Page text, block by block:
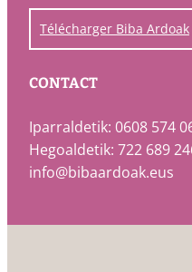
Télécharger Biba Ardoak
CONTACT
Iparraldetik: 0608 574
Hegoaldetik: 722 689
info@bibaardoak.eus